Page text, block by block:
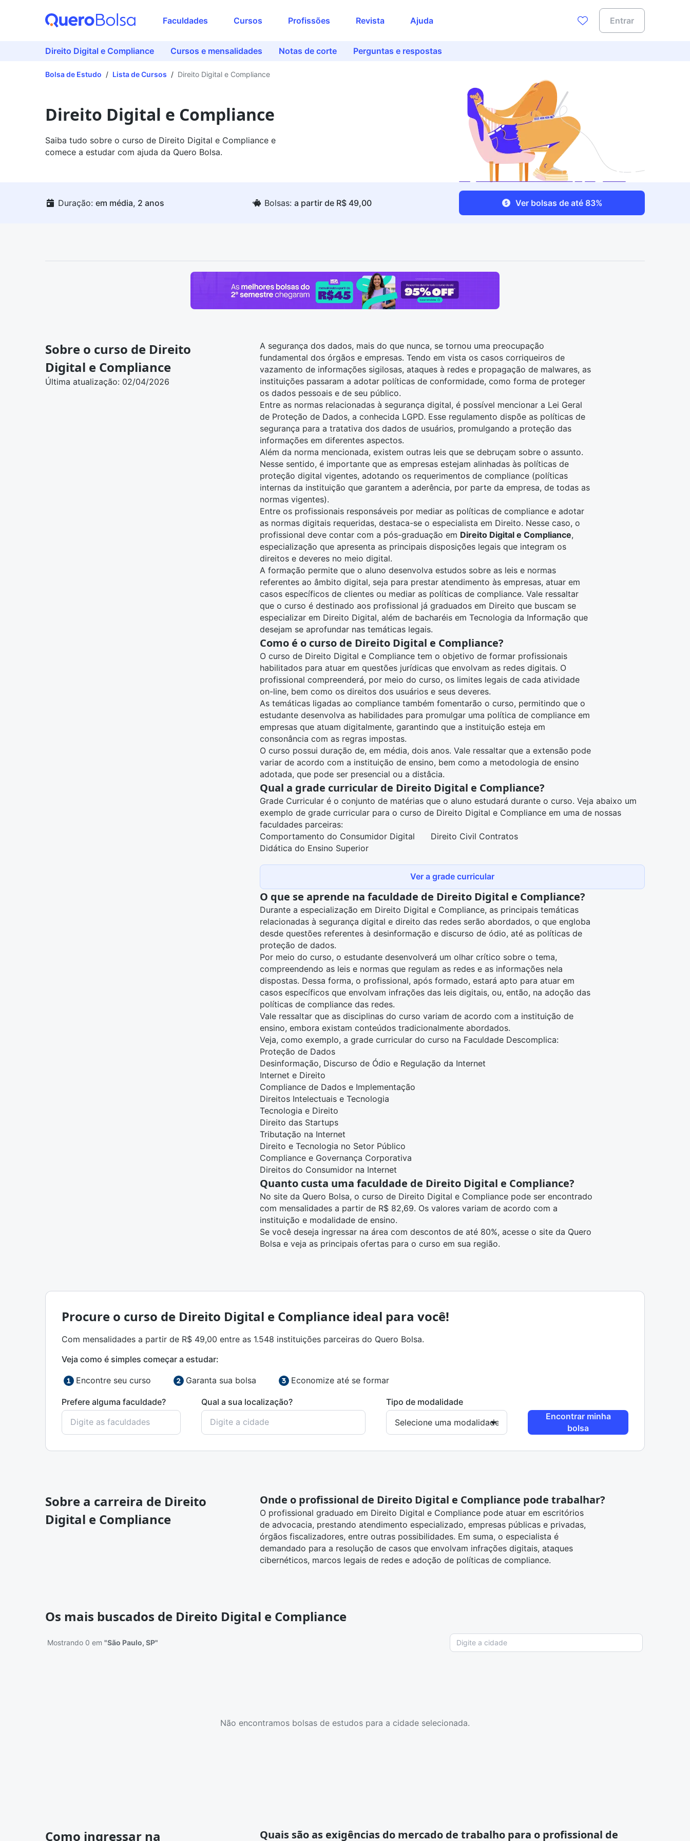
Faculdades Cursos Profissões Revista Ajuda Entrar
Direito Digital e Compliance Cursos e mensalidades Notas de corte Perguntas e respostas
Bolsa de Estudo / Lista de Cursos / Direito Digital e Compliance
Direito Digital e Compliance
Saiba tudo sobre o curso de Direito Digital e Compliance e
comece a estudar com ajuda da Quero Bolsa.
Duração: em média, 2 anos Bolsas: a partir de R$ 49,00 Ver bolsas de até 83%
Sobre o curso de Direito
Digital e Compliance
Última atualização: 02/04/2026
A segurança dos dados, mais do que nunca, se tornou uma preocupação
fundamental dos órgãos e empresas. Tendo em vista os casos corriqueiros de
vazamento de informações sigilosas, ataques à redes e propagação de malwares, as
instituições passaram a adotar políticas de conformidade, como forma de proteger
os dados pessoais e de seu público.
Entre as normas relacionadas à segurança digital, é possível mencionar a Lei Geral
de Proteção de Dados, a conhecida LGPD. Esse regulamento dispõe as políticas de
segurança para a tratativa dos dados de usuários, promulgando a proteção das
informações em diferentes aspectos.
Além da norma mencionada, existem outras leis que se debruçam sobre o assunto.
Nesse sentido, é importante que as empresas estejam alinhadas às políticas de
proteção digital vigentes, adotando os requerimentos de compliance (políticas
internas da instituição que garantem a aderência, por parte da empresa, de todas as
normas vigentes).
Entre os profissionais responsáveis por mediar as políticas de compliance e adotar
as normas digitais requeridas, destaca-se o especialista em Direito. Nesse caso, o
profissional deve contar com a pós-graduação em Direito Digital e Compliance,
especialização que apresenta as principais disposições legais que integram os
direitos e deveres no meio digital.
A formação permite que o aluno desenvolva estudos sobre as leis e normas
referentes ao âmbito digital, seja para prestar atendimento às empresas, atuar em
casos específicos de clientes ou mediar as políticas de compliance. Vale ressaltar
que o curso é destinado aos profissional já graduados em Direito que buscam se
especializar em Direito Digital, além de bacharéis em Tecnologia da Informação que
desejam se aprofundar nas temáticas legais.
Como é o curso de Direito Digital e Compliance?
O curso de Direito Digital e Compliance tem o objetivo de formar profissionais
habilitados para atuar em questões jurídicas que envolvam as redes digitais. O
profissional compreenderá, por meio do curso, os limites legais de cada atividade
on-line, bem como os direitos dos usuários e seus deveres.
As temáticas ligadas ao compliance também fomentarão o curso, permitindo que o
estudante desenvolva as habilidades para promulgar uma política de compliance em
empresas que atuam digitalmente, garantindo que a instituição esteja em
consonância com as regras impostas.
O curso possui duração de, em média, dois anos. Vale ressaltar que a extensão pode
variar de acordo com a instituição de ensino, bem como a metodologia de ensino
adotada, que pode ser presencial ou a distâcia.
Qual a grade curricular de Direito Digital e Compliance?
Grade Curricular é o conjunto de matérias que o aluno estudará durante o curso. Veja abaixo um
exemplo de grade curricular para o curso de Direito Digital e Compliance em uma de nossas
faculdades parceiras:
Comportamento do Consumidor Digital
Didática do Ensino Superior
Direito Civil Contratos
Ver a grade curricular
O que se aprende na faculdade de Direito Digital e Compliance?
Durante a especialização em Direito Digital e Compliance, as principais temáticas
relacionadas à segurança digital e direito das redes serão abordados, o que engloba
desde questões referentes à desinformação e discurso de ódio, até as políticas de
proteção de dados.
Por meio do curso, o estudante desenvolverá um olhar crítico sobre o tema,
compreendendo as leis e normas que regulam as redes e as informações nela
dispostas. Dessa forma, o profissional, após formado, estará apto para atuar em
casos específicos que envolvam infrações das leis digitais, ou, então, na adoção das
políticas de compliance das redes.
Vale ressaltar que as disciplinas do curso variam de acordo com a instituição de
ensino, embora existam conteúdos tradicionalmente abordados.
Veja, como exemplo, a grade curricular do curso na Faculdade Descomplica:
Proteção de Dados
Desinformação, Discurso de Ódio e Regulação da Internet
Internet e Direito
Compliance de Dados e Implementação
Direitos Intelectuais e Tecnologia
Tecnologia e Direito
Direito das Startups
Tributação na Internet
Direito e Tecnologia no Setor Público
Compliance e Governança Corporativa
Direitos do Consumidor na Internet
Quanto custa uma faculdade de Direito Digital e Compliance?
No site da Quero Bolsa, o curso de Direito Digital e Compliance pode ser encontrado
com mensalidades a partir de R$ 82,69. Os valores variam de acordo com a
instituição e modalidade de ensino.
Se você deseja ingressar na área com descontos de até 80%, acesse o site da Quero
Bolsa e veja as principais ofertas para o curso em sua região.
Procure o curso de Direito Digital e Compliance ideal para você!
Com mensalidades a partir de R$ 49,00 entre as 1.548 instituições parceiras do Quero Bolsa.
Veja como é simples começar a estudar:
Encontre seu curso Garanta sua bolsa Economize até se formar
Prefere alguma faculdade? Qual a sua localização?
Tipo de modalidade
Encontrar minha
bolsa
Sobre a carreira de Direito
Digital e Compliance
Onde o profissional de Direito Digital e Compliance pode trabalhar?
O profissional graduado em Direito Digital e Compliance pode atuar em escritórios
de advocacia, prestando atendimento especializado, empresas públicas e privadas,
órgãos fiscalizadores, entre outras possibilidades. Em suma, o especialista é
demandado para a resolução de casos que envolvam infrações digitais, ataques
cibernéticos, marcos legais de redes e adoção de políticas de compliance.
Os mais buscados de Direito Digital e Compliance
Mostrando 0 em "São Paulo, SP"
Não encontramos bolsas de estudos para a cidade selecionada.
Como ingressar na Quais são as exigências do mercado de trabalho para o profissional de